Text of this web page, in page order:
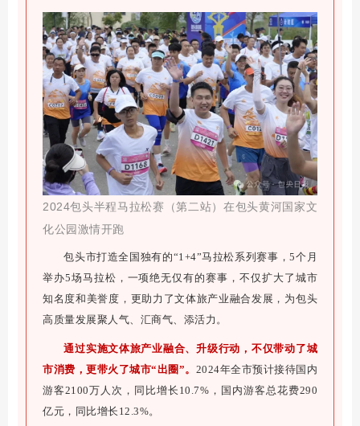
2024包头半程马拉松赛（第二站）在包头黄河国家文
化公园激情开跑
包头市打造全国独有的“1+4”马拉松系列赛事，5个月
举办5场马拉松，一项绝无仅有的赛事，不仅扩大了城市
知名度和美誉度，更助力了文体旅产业融合发展，为包头
高质量发展聚人气、汇商气、添活力。
通过实施文体旅产业融合、升级行动，不仅带动了城
市消费，更带火了城市“出圈”。 2024年全市预计接待国内
游客2100万人次，同比增长10.7%，国内游客总花费290
亿元，同比增长12.3%。